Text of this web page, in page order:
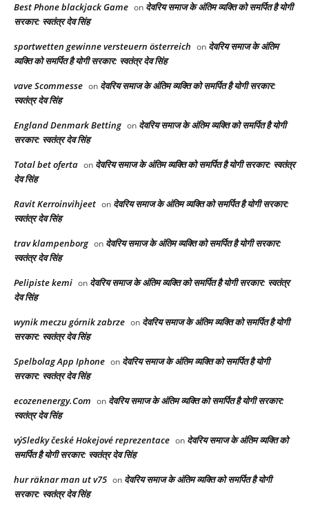
Best Phone blackjack Game on देवरिय समाज के अंतिम व्यक्ति को समर्पित है योगी
सरकार: स्वतंत्र देव सिंह
sportwetten gewinne versteuern österreich on देवरिय समाज के अंतिम
व्यक्ति को समर्पित है योगी सरकार: स्वतंत्र देव सिंह
vave Scommesse on देवरिय समाज के अंतिम व्यक्ति को समर्पित है योगी सरकार:
स्वतंत्र देव सिंह
England Denmark Betting on देवरिय समाज के अंतिम व्यक्ति को समर्पित है योगी
सरकार: स्वतंत्र देव सिंह
Total bet oferta on देवरिय समाज के अंतिम व्यक्ति को समर्पित है योगी सरकार: स्वतंत्र
देव सिंह
Ravit Kerroinvihjeet on देवरिय समाज के अंतिम व्यक्ति को समर्पित है योगी सरकार:
स्वतंत्र देव सिंह
trav klampenborg on देवरिय समाज के अंतिम व्यक्ति को समर्पित है योगी सरकार:
स्वतंत्र देव सिंह
Pelipiste kemi on देवरिय समाज के अंतिम व्यक्ति को समर्पित है योगी सरकार: स्वतंत्र
देव सिंह
wynik meczu górnik zabrze on देवरिय समाज के अंतिम व्यक्ति को समर्पित है योगी
सरकार: स्वतंत्र देव सिंह
Spelbolag App Iphone on देवरिय समाज के अंतिम व्यक्ति को समर्पित है योगी
सरकार: स्वतंत्र देव सिंह
ecozenenergy.Com on देवरिय समाज के अंतिम व्यक्ति को समर्पित है योगी सरकार:
स्वतंत्र देव सिंह
výSledky české Hokejové reprezentace on देवरिय समाज के अंतिम व्यक्ति को
समर्पित है योगी सरकार: स्वतंत्र देव सिंह
hur räknar man ut v75 on देवरिय समाज के अंतिम व्यक्ति को समर्पित है योगी
सरकार: स्वतंत्र देव सिंह